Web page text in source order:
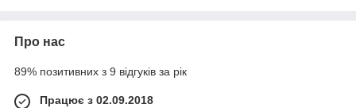
Клас напруги
Про нас
89% позитивних з 9 відгуків за рік
Працює з 02.09.2018